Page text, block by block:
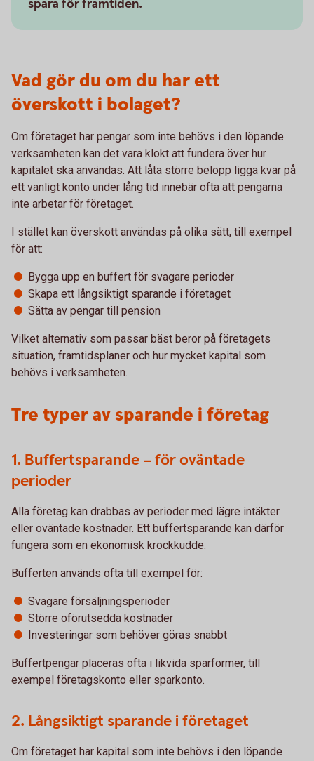
spara för framtiden.
Vad gör du om du har ett
överskott i bolaget?
Om företaget har pengar som inte behövs i den löpande
verksamheten kan det vara klokt att fundera över hur
kapitalet ska användas. Att låta större belopp ligga kvar på
ett vanligt konto under lång tid innebär ofta att pengarna
inte arbetar för företaget.
I stället kan överskott användas på olika sätt, till exempel
för att:
Bygga upp en buffert för svagare perioder
Skapa ett långsiktigt sparande i företaget
Sätta av pengar till pension
Vilket alternativ som passar bäst beror på företagets
situation, framtidsplaner och hur mycket kapital som
behövs i verksamheten.
Tre typer av sparande i företag
1. Buffertsparande – för oväntade
perioder
Alla företag kan drabbas av perioder med lägre intäkter
eller oväntade kostnader. Ett buffertsparande kan därför
fungera som en ekonomisk krockkudde.
Bufferten används ofta till exempel för:
Svagare försäljningsperioder
Större oförutsedda kostnader
Investeringar som behöver göras snabbt
Buffertpengar placeras ofta i likvida sparformer, till
exempel företagskonto eller sparkonto.
2. Långsiktigt sparande i företaget
Om företaget har kapital som inte behövs i den löpande